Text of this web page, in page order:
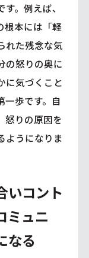
。例えば、
根本には「軽
れた残念な気
の怒りの奥に
に気づくこと
一歩です。自
怒りの原因を
ようになりま
いコント
ミュニ
なる